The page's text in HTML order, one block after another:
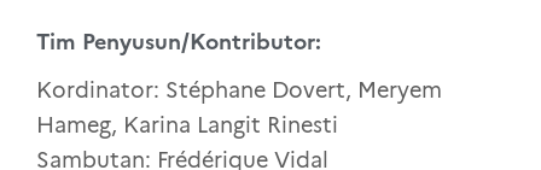
Tim Penyusun/Kontributor:
Kordinator: Stéphane Dovert, Meryem
Hameg, Karina Langit Rinesti
Sambutan: Frédérique Vidal